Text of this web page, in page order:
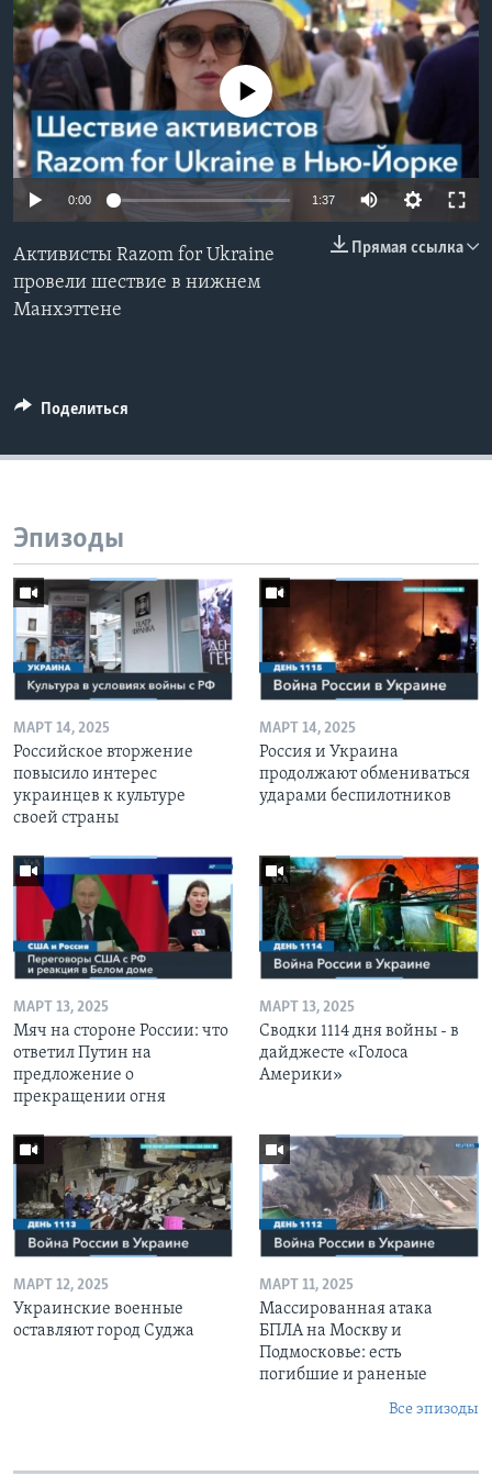
Learning English
СОЦИАЛЬНЫЕ СЕТИ
Языки
No media source currently available
0:00 1:37
Прямая ссылка
Активисты Razom for Ukraine
провели шествие в нижнем
Манхэттене
Поделиться
Эпизоды
МАРТ 14, 2025
Российское вторжение
повысило интерес
украинцев к культуре
своей страны
МАРТ 14, 2025
Россия и Украина
продолжают обмениваться
ударами беспилотников
МАРТ 13, 2025
Мяч на стороне России: что
ответил Путин на
предложение о
прекращении огня
МАРТ 13, 2025
Сводки 1114 дня войны - в
дайджесте «Голоса
Америки»
МАРТ 12, 2025
Украинские военные
оставляют город Суджа
МАРТ 11, 2025
Массированная атака
БПЛА на Москву и
Подмосковье: есть
погибшие и раненые
Все эпизоды